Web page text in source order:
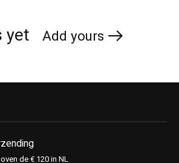
yet Add yours
de € 120 in NL